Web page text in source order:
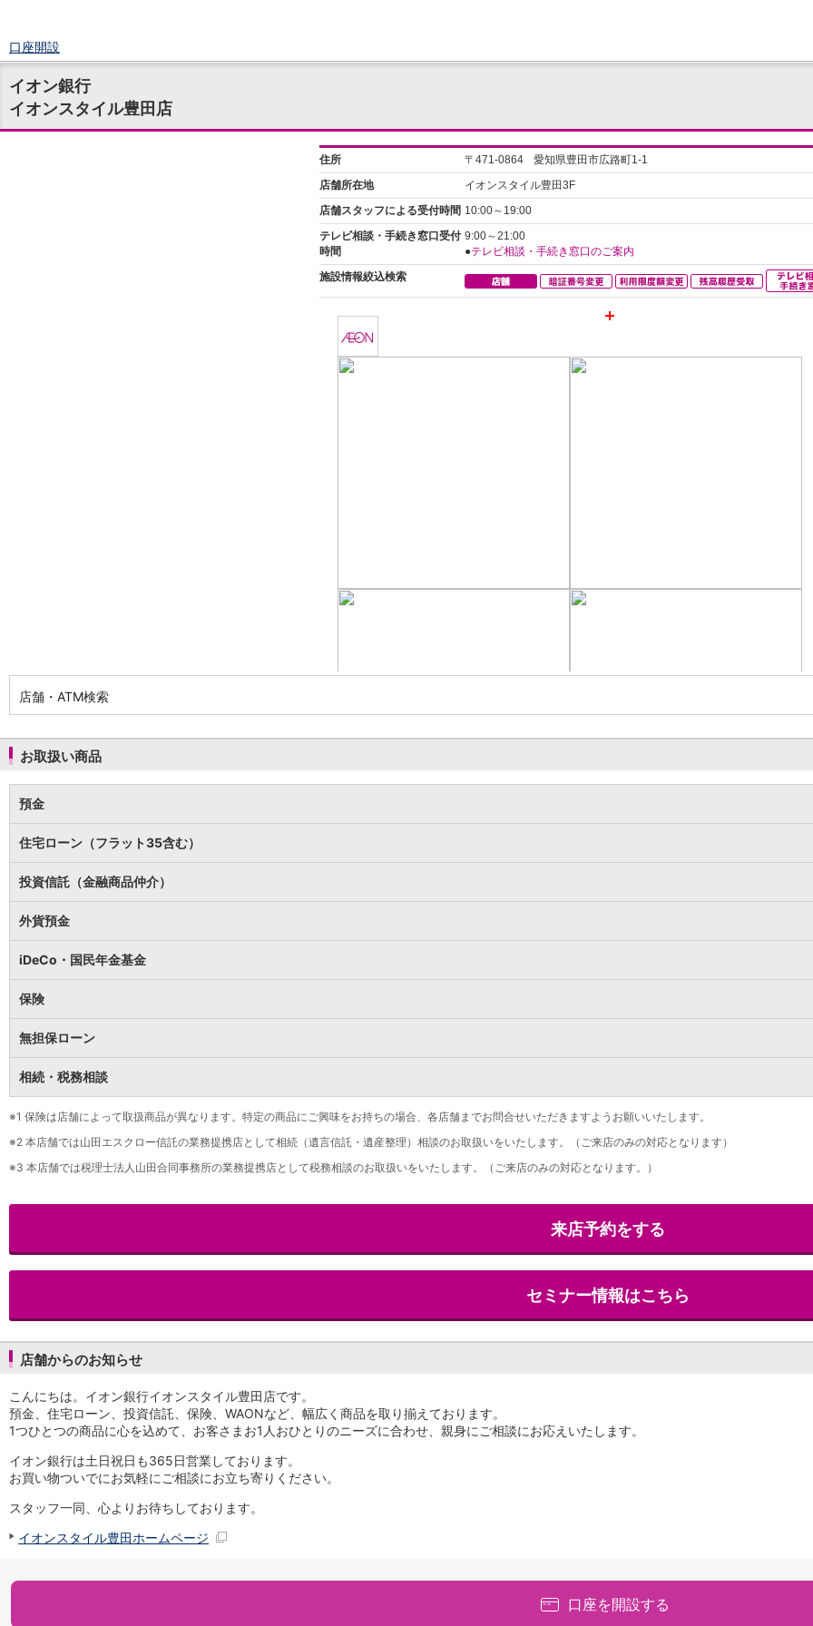
口座開設
ログイン
チャット
メニュー
商品・サービス
新規お借入れの方
お借換えの方
フラット35
リ・バース60
カードローン
目的別ローンマイページ
保険
保険TOP
医療保険
就業不能保険
海外旅行保険
国内旅行傷害保険
スマホ保険
傷害保険
介護保険
カード
クレジットカード
デビットカード
インターネットバンキング
アプリ
イオン銀行アプリ TOP
AEON Pay
AEON Pay
口座振替サービス
自動入金サービス
スマホ決済アプリ
公営競技
サービス
Myステージ
相続・税務のご相談
電子マネーWAON
インボイス
手数料
キャンペーン
イオン銀行
イオンスタイル豊田店
店舗・ATM検索
お取扱い商品
預金
住宅ローン（フラット35含む）
投資信託（金融商品仲介）
外貨預金
iDeCo・国民年金基金
保険
無担保ローン
相続・税務相談
※1 保険は店舗によって取扱商品が異なります。特定の商品にご興味をお持ちの場合、各店舗までお問合せいただきますようお願いいたします。
※2 本店舗では山田エスクロー信託の業務提携店として相続（遺言信託・遺産整理）相談のお取扱いをいたします。（ご来店のみの対応となります）
※3 本店舗では税理士法人山田合同事務所の業務提携店として税務相談のお取扱いをいたします。（ご来店のみの対応となります。）
来店予約をする
セミナー情報はこちら
店舗からのお知らせ
こんにちは。イオン銀行イオンスタイル豊田店です。
預金、住宅ローン、投資信託、保険、WAONなど、幅広く商品を取り揃えております。
1つひとつの商品に心を込めて、お客さまお1人おひとりのニーズに合わせ、親身にご相談にお応えいたします。
イオン銀行は土日祝日も365日営業しております。
お買い物ついでにお気軽にご相談にお立ち寄りください。
スタッフ一同、心よりお待ちしております。
イオンスタイル豊田ホームページ
口座を開設する